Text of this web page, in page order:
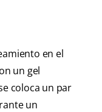
en el
un gel
coloca un par
un